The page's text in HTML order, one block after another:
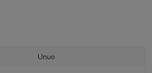
Unuo